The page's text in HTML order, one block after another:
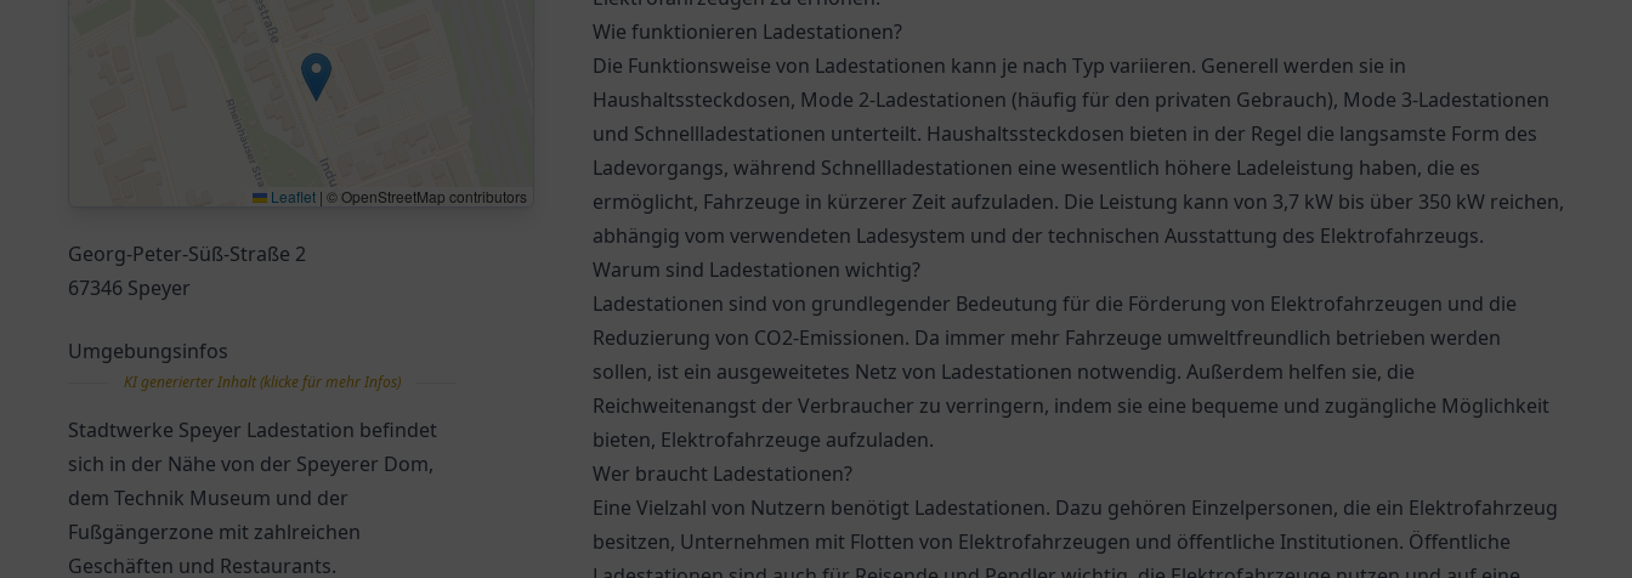
Leaflet | © OpenStreetMap contributors
Georg-Peter-Süß-Straße 2
67346 Speyer
Umgebungsinfos
KI generierter Inhalt (klicke für mehr Infos)
Stadtwerke Speyer Ladestation befindet
sich in der Nähe von der Speyerer Dom,
dem Technik Museum und der
Fußgängerzone mit zahlreichen
Geschäften und Restaurants.
Wie funktionieren Ladestationen?
Die Funktionsweise von Ladestationen kann je nach Typ variieren. Generell werden sie in
Haushaltssteckdosen, Mode 2-Ladestationen (häufig für den privaten Gebrauch), Mode 3-Ladestationen
und Schnellladestationen unterteilt. Haushaltssteckdosen bieten in der Regel die langsamste Form des
Ladevorgangs, während Schnellladestationen eine wesentlich höhere Ladeleistung haben, die es
ermöglicht, Fahrzeuge in kürzerer Zeit aufzuladen. Die Leistung kann von 3,7 kW bis über 350 kW reichen,
abhängig vom verwendeten Ladesystem und der technischen Ausstattung des Elektrofahrzeugs.
Warum sind Ladestationen wichtig?
Ladestationen sind von grundlegender Bedeutung für die Förderung von Elektrofahrzeugen und die
Reduzierung von CO2-Emissionen. Da immer mehr Fahrzeuge umweltfreundlich betrieben werden
sollen, ist ein ausgeweitetes Netz von Ladestationen notwendig. Außerdem helfen sie, die
Reichweitenangst der Verbraucher zu verringern, indem sie eine bequeme und zugängliche Möglichkeit
bieten, Elektrofahrzeuge aufzuladen.
Wer braucht Ladestationen?
Eine Vielzahl von Nutzern benötigt Ladestationen. Dazu gehören Einzelpersonen, die ein Elektrofahrzeug
besitzen, Unternehmen mit Flotten von Elektrofahrzeugen und öffentliche Institutionen. Öffentliche